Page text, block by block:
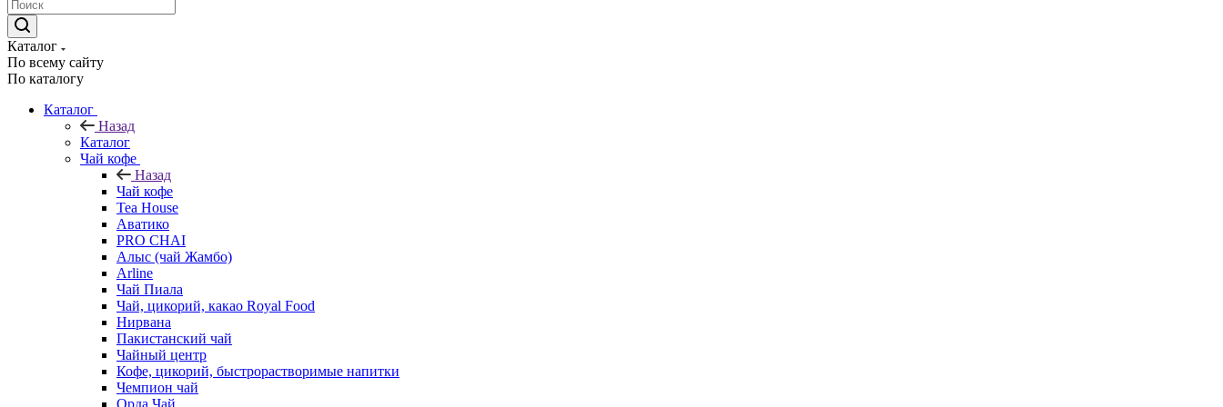
Каталог
По всему сайту
По каталогу
Каталог
Назад
Каталог
Чай кофе
Назад
Чай кофе
Tea House
Аватико
PRO CHAI
Алыс (чай Жамбо)
Arline
Чай Пиала
Чай, цикорий, какао Royal Food
Нирвана
Пакистанский чай
Чайный центр
Кофе, цикорий, быстрорастворимые напитки
Чемпион чай
Орда Чай